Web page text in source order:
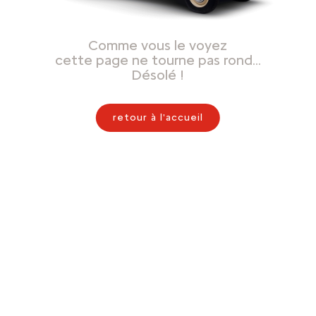
Comme vous le voyez
cette page ne tourne pas rond…
Désolé !
retour à l'accueil